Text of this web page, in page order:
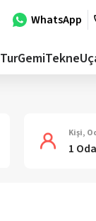
WhatsApp
TurGemiTekne
Kişi,
1